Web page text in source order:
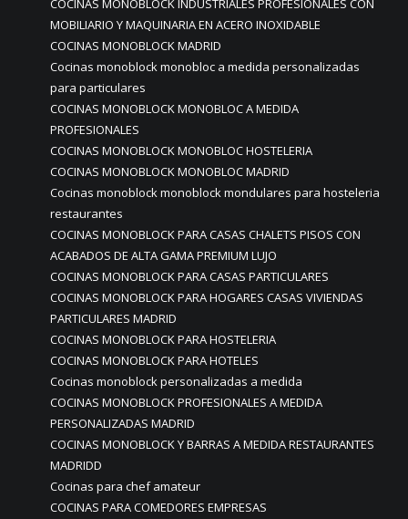
COCINAS MONOBLOCK INDUSTRIALES PROFESIONALES CON
MOBILIARIO Y MAQUINARIA EN ACERO INOXIDABLE
COCINAS MONOBLOCK MADRID
Cocinas monoblock monobloc a medida personalizadas
para particulares
COCINAS MONOBLOCK MONOBLOC A MEDIDA
PROFESIONALES
COCINAS MONOBLOCK MONOBLOC HOSTELERIA
COCINAS MONOBLOCK MONOBLOC MADRID
Cocinas monoblock monoblock mondulares para hosteleria
restaurantes
COCINAS MONOBLOCK PARA CASAS CHALETS PISOS CON
ACABADOS DE ALTA GAMA PREMIUM LUJO
COCINAS MONOBLOCK PARA CASAS PARTICULARES
COCINAS MONOBLOCK PARA HOGARES CASAS VIVIENDAS
PARTICULARES MADRID
COCINAS MONOBLOCK PARA HOSTELERIA
COCINAS MONOBLOCK PARA HOTELES
Cocinas monoblock personalizadas a medida
COCINAS MONOBLOCK PROFESIONALES A MEDIDA
PERSONALIZADAS MADRID
COCINAS MONOBLOCK Y BARRAS A MEDIDA RESTAURANTES
MADRIDD
Cocinas para chef amateur
COCINAS PARA COMEDORES EMPRESAS